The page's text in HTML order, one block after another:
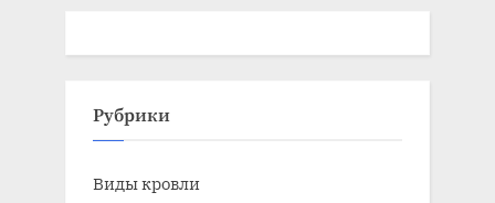
Рубрики
Виды кровли